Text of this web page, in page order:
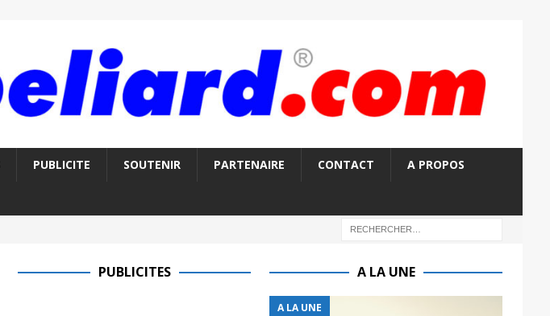
PUBLICITE SOUTENIR PARTENAIRE CONTACT A PROPOS
PUBLICITES A LA UNE
A LA UNE